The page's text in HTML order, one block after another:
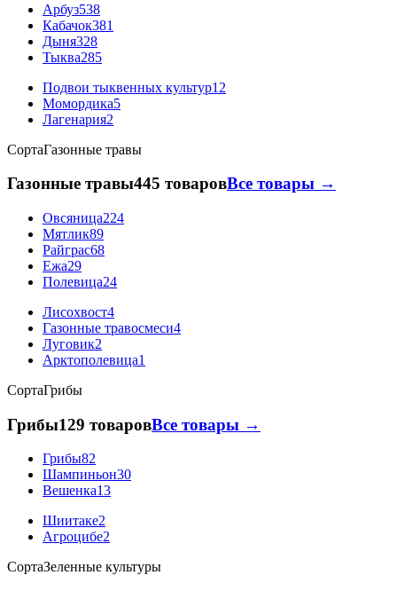
Арбуз538
Кабачок381
Дыня328
Тыква285
Подвои тыквенных культур12
Момордика5
Лагенария2
СортаГазонные травы
Газонные травы445 товаровВсе товары →
Овсяница224
Мятлик89
Райграс68
Ежа29
Полевица24
Лисохвост4
Газонные травосмеси4
Луговик2
Арктополевица1
СортаГрибы
Грибы129 товаровВсе товары →
Грибы82
Шампиньон30
Вешенка13
Шиитаке2
Агроцибе2
СортаЗеленные культуры